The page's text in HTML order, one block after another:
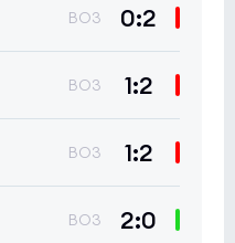
BO3 0:2
BO3 1:2
BO3 1:2
BO3 2:0